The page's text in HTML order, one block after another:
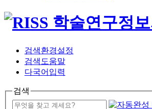
검색환경설정
검색도움말
다국어입력
검색